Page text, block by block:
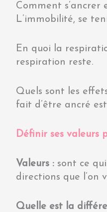
Comment
L’immobilité, se
En quoi la
respiration reste.
Quels sont les
fait d’être ancré
Définir ses valeurs
Valeurs : sont ce
directions que l’on
Quelle est la